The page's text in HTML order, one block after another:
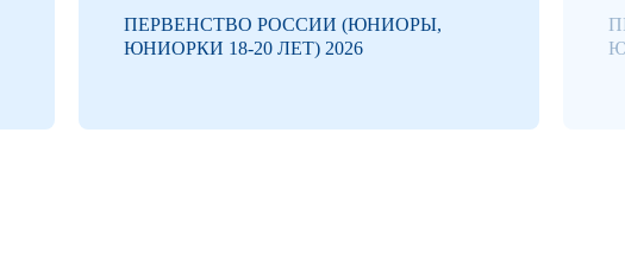
ПЕРВЕНСТВО РОССИИ (ЮНИОРЫ,
ЮНИОРКИ 18-20 ЛЕТ) 2026